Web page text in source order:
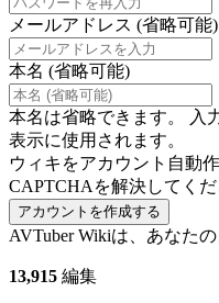
メールアドレス (省略可能)
本名 (省略可能)
本名は省略できます。 入
表示に使用されます。
ウィキをアカウント自動
CAPTCHAを解決してくだ
アカウントを作成する
AVTuber Wikiは、あなた
13,915 編集